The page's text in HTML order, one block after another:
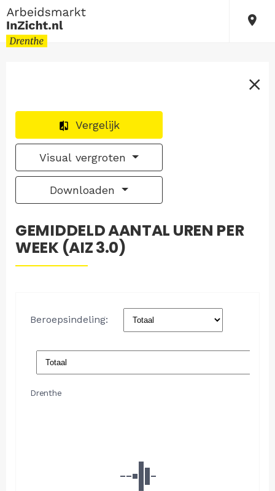
Vergelijk
Visual vergroten
Downloaden
GEMIDDELD AANTAL UREN PER
WEEK (AIZ 3.0)